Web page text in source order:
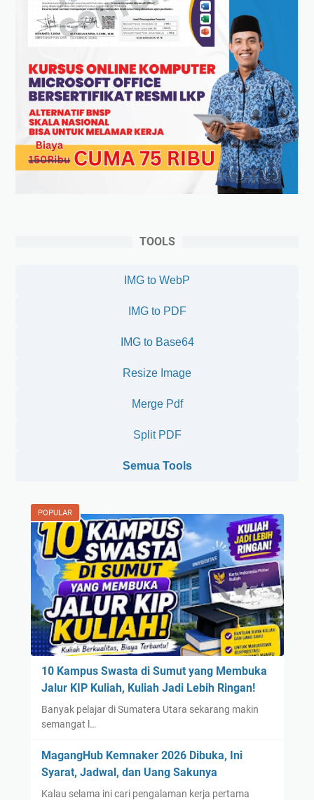
TOOLS
IMG to WebP
IMG to PDF
IMG to Base64
Resize Image
Merge Pdf
Split PDF
Semua Tools
POPULAR
10 Kampus Swasta di Sumut yang Membuka
Jalur KIP Kuliah, Kuliah Jadi Lebih Ringan!
Banyak pelajar di Sumatera Utara sekarang makin
semangat l…
MagangHub Kemnaker 2026 Dibuka, Ini
Syarat, Jadwal, dan Uang Sakunya
Kalau selama ini cari pengalaman kerja pertama